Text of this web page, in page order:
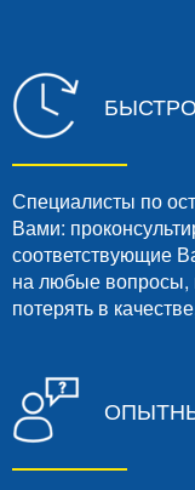
Специалисты по
Вами:
соответствующие
на любые вопросы,
потерять в